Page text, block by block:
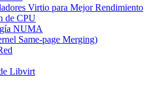
Virtio para Mejor Rendimiento
de CPU
NUMA
Same-page Merging)
Libvirt